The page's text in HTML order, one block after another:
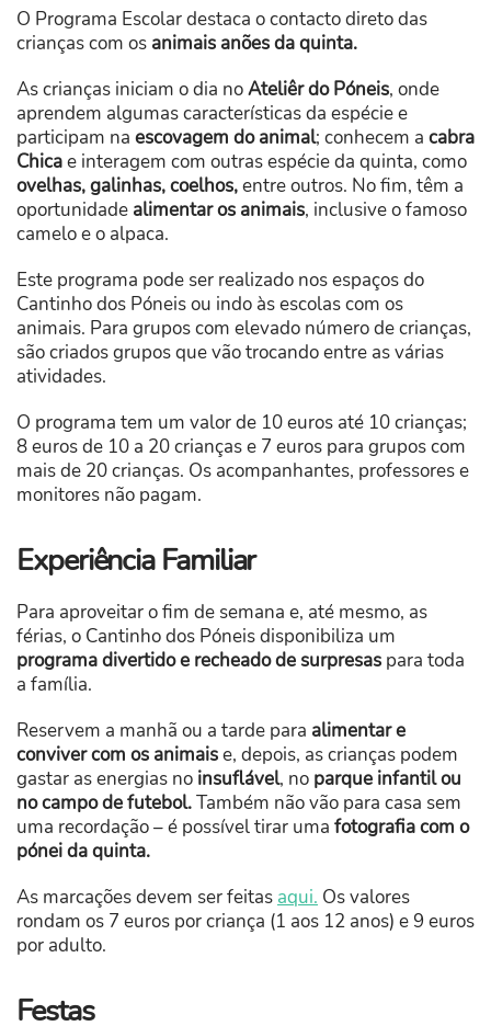
O Programa Escolar destaca o contacto direto das
crianças com os animais anões da quinta.
As crianças iniciam o dia noAteliêr do Póneis, onde
aprendem algumas características da espécie e
participam na escovagem do animal; conhecem a cabra
Chicae interagem com outras espécie da quinta, como
ovelhas, galinhas, coelhos,entre outros. No fim, têm a
oportunidade alimentar os animais, inclusive o famoso
camelo e o alpaca.
Este programa pode ser realizado nos espaços do
Cantinho dos Póneis ou indo às escolas com os
animais. Para grupos com elevado número de crianças,
são criados grupos que vão trocando entre as várias
atividades.
O programa tem um valor de 10 euros até 10 crianças;
8 euros de 10 a 20 crianças e 7 euros para grupos com
mais de 20 crianças. Os acompanhantes, professores e
monitores não pagam.
Experiência Familiar
Para aproveitar o fim de semana e, até mesmo, as
férias, o Cantinho dos Póneis disponibiliza um
programa divertido e recheado de surpresas para toda
a família.
Reservem a manhã ou a tarde para alimentar e
conviver com os animaise, depois, as crianças podem
gastar as energias no insuflável, no parque infantil ou
no campo de futebol.Também não vão para casa sem
uma recordação – é possível tirar uma fotografia com o
pónei da quinta.
As marcações devem ser feitas aqui. Os valores
rondam os 7 euros por criança (1 aos 12 anos) e 9 euros
por adulto.
Festas